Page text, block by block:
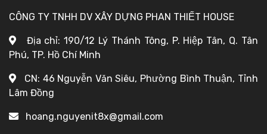
CÔNG TY TNHH DV XÂY DỰNG PHAN THIẾT HOUSE
Địa chỉ: 190/12 Lý Thánh Tông, P. Hiệp Tân, Q. Tân
Phú, TP. Hồ Chí Minh
CN: 46 Nguyễn Văn Siêu, Phường Bình Thuận, Tỉnh
Lâm Đồng
hoang.nguyenit8x@gmail.com